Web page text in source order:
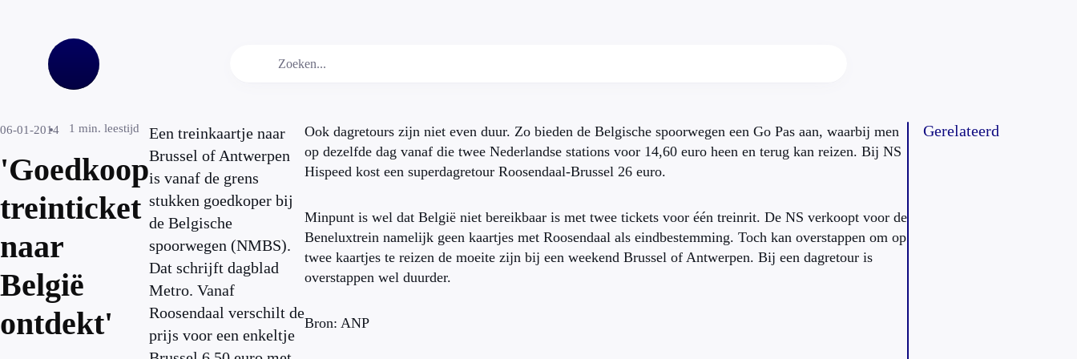
06-01-2014 1 min. leestijd
'Goedkoop
treinticket
naar
België
ontdekt'
Een treinkaartje naar
Brussel of Antwerpen
is vanaf de grens
stukken goedkoper bij
de Belgische
spoorwegen (NMBS).
Dat schrijft dagblad
Metro. Vanaf
Roosendaal verschilt de
prijs voor een enkeltje
Ook dagretours zijn niet even duur. Zo bieden de Belgische spoorwegen een Go Pas aan, waarbij men
op dezelfde dag vanaf die twee Nederlandse stations voor 14,60 euro heen en terug kan reizen. Bij NS
Hispeed kost een superdagretour Roosendaal-Brussel 26 euro.
Minpunt is wel dat België niet bereikbaar is met twee tickets voor één treinrit. De NS verkoopt voor de
Beneluxtrein namelijk geen kaartjes met Roosendaal als eindbestemming. Toch kan overstappen om op
twee kaartjes te reizen de moeite zijn bij een weekend Brussel of Antwerpen. Bij een dagretour is
overstappen wel duurder.
Bron: ANP
Gerelateerd